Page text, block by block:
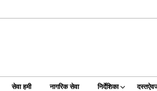
सेवा हमी नागरिक सेवा निर्देशिका